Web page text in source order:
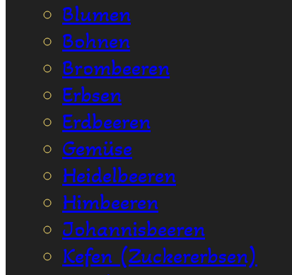
Blumen
Bohnen
Brombeeren
Erbsen
Erdbeeren
Gemüse
Heidelbeeren
Himbeeren
Johannisbeeren
Kefen (Zuckererbsen)